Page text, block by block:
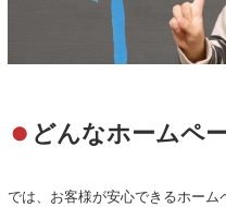
どんなホームペ
では、お客様が安心できるホーム